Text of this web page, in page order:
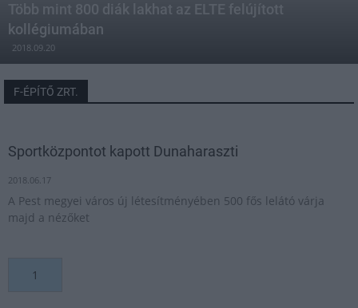
Több mint 800 diák lakhat az ELTE felújított
kollégiumában
2018.09.20
F-ÉPÍTŐ ZRT.
Sportközpontot kapott Dunaharaszti
2018.06.17
A Pest megyei város új létesítményében 500 fős lelátó várja
majd a nézőket
1